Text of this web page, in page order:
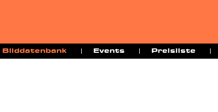
Bilddatenbank Events Preisliste